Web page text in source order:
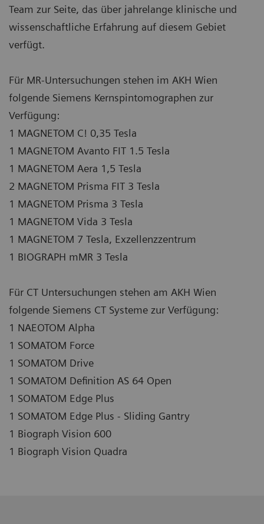
Team zur Seite, das über jahrelange klinische und
wissenschaftliche Erfahrung auf diesem Gebiet
verfügt.
Für MR-Untersuchungen stehen im AKH Wien
folgende Siemens Kernspintomographen zur
Verfügung:
1 MAGNETOM C! 0,35 Tesla
1 MAGNETOM Avanto FIT 1.5 Tesla
1 MAGNETOM Aera 1,5 Tesla
2 MAGNETOM Prisma FIT 3 Tesla
1 MAGNETOM Prisma 3 Tesla
1 MAGNETOM Vida 3 Tesla
1 MAGNETOM 7 Tesla, Exzellenzzentrum
1 BIOGRAPH mMR 3 Tesla
Für CT Untersuchungen stehen am AKH Wien
folgende Siemens CT Systeme zur Verfügung:
1 NAEOTOM Alpha
1 SOMATOM Force
1 SOMATOM Drive
1 SOMATOM Definition AS 64 Open
1 SOMATOM Edge Plus
1 SOMATOM Edge Plus - Sliding Gantry
1 Biograph Vision 600
1 Biograph Vision Quadra